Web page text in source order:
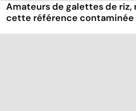
Amateurs de galettes de riz,
cette référence contaminée